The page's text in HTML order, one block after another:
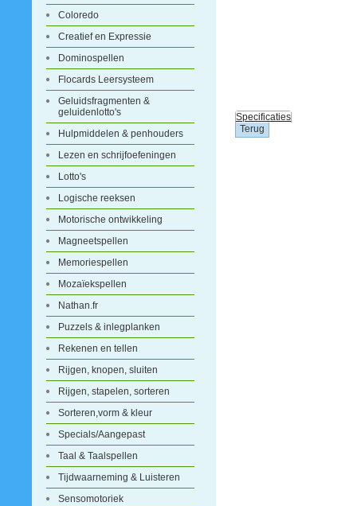
Coloredo
Creatief en Expressie
Dominospellen
Flocards Leersysteem
Geluidsfragmenten &
geluidenlotto's
Hulpmiddelen & penhouders
Lezen en schrijfoefeningen
Lotto's
Logische reeksen
Motorische ontwikkeling
Magneetspellen
Memoriespellen
Mozaïekspellen
Nathan.fr
Puzzels & inlegplanken
Rekenen en tellen
Rijgen, knopen, sluiten
Rijgen, stapelen, sorteren
Sorteren,vorm & kleur
Specials/Aangepast
Taal & Taalspellen
Tijdwaarneming & Luisteren
Sensomotoriek
Specificaties